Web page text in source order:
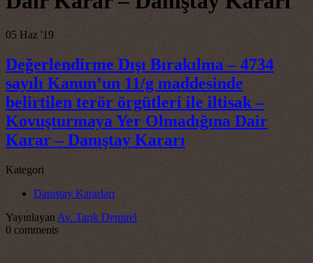
05 Haz '19
Değerlendirme Dışı Bırakılma – 4734
sayılı Kanun’un 11/g maddesinde
belirtilen terör örgütleri ile iltisak –
Kovuşturmaya Yer Olmadığına Dair
Karar – Danıştay Kararı
Kategori
Danıştay Kararları
Yayınlayan Av. Tarık Demirel
0 comments